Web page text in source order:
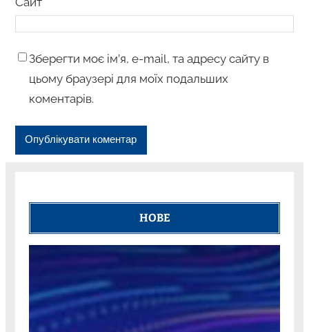
Зберегти моє ім’я, e-mail, та адресу сайту в
цьому браузері для моїх подальших
коментарів.
НОВЕ